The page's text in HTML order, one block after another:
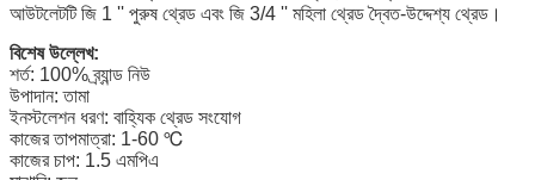
আউটলেটটি জি 1 '' পুরুষ থ্রেড এবং জি 3/4 '' মহিলা থ্রেড দ্বৈত-উদ্দেশ্য থ্রেড।
বিশেষ উল্লেখ:
শর্ত: 100% ব্র্যান্ড নিউ
উপাদান: তামা
ইনস্টলেশন ধরণ: বাহ্যিক থ্রেড সংযোগ
কাজের তাপমাত্রা: 1-60 ℃
কাজের চাপ: 1.5 এমপিএ